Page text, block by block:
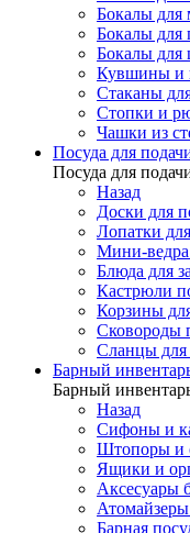
Бокалы для
Бокалы для
Бокалы для
Кувшины и
Стаканы
Стопки и
Чашки из
Посуда для
Посуда для
Назад
Доски для
Лопатки
Мини-ведра
Блюда для
Кастрюли
Корзины
Сковороды
Сланцы для
Барный
Барный
Назад
Сифоны и
Штопоры и
Ящики и
Аксесуары
Барная